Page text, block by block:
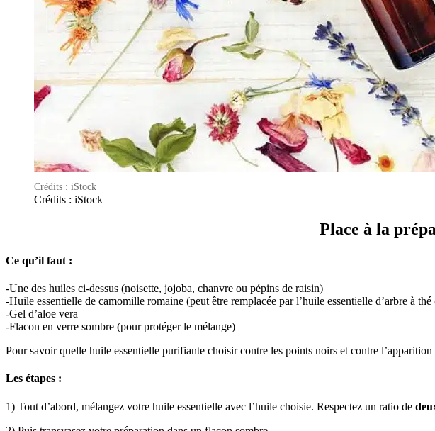
Crédits : iStock
Crédits : iStock
Place à la
Ce qu’il faut :
-Une des huiles ci-dessus (noisette, jojoba, chanvre ou pépins de raisin)
-Huile essentielle de camomille romaine (peut être remplacée par l’huile essentielle d’arbre à
-Gel d’aloe vera
-Flacon en verre sombre (pour protéger le mélange)
Pour savoir quelle huile essentielle purifiante choisir contre les points noirs et contre l’apparition
Les étapes :
1) Tout d’abord, mélangez votre huile essentielle avec l’huile choisie. Respectez un ratio de